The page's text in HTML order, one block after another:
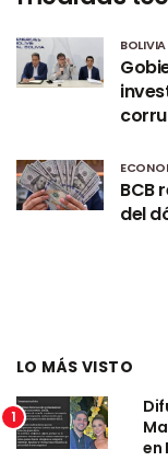
BOLIVIA
BCB
del
LO MÁS VISTO
1
en